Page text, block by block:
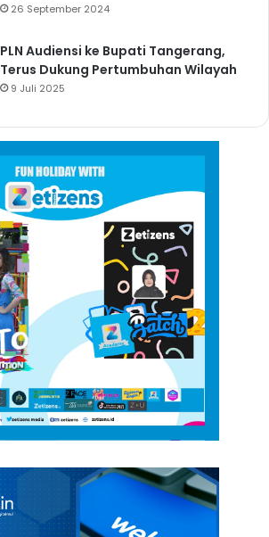
26 September 2024
PLN Audiensi ke Bupati Tangerang,
Terus Dukung Pertumbuhan Wilayah
9 Juli 2025